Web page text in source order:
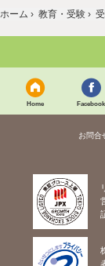
ホーム › 教育・受験 ›
Home Facebook
お問合